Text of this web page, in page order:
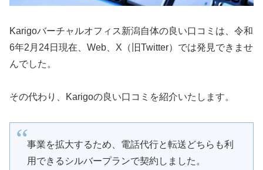
Karigoバーチャルオフィス新潟自体の良い口コミは、令和
6年2月24日現在、Web、X（旧Twitter）では発見できませ
んでした。
その代わり、Karigoの良い口コミを紹介いたします。
事業を拡大するため、電話代行と転送どちらも利
用できるシルバープランで契約しました。